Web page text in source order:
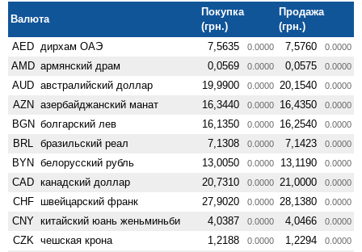
Валюта
Покупка
(грн.)
Продажа
(грн.)
AED дирхам ОАЭ 7,5635 0.0000 7,5760 0.0000
AMD армянский драм 0,0569 0.0000 0,0575 0.0000
AUD австралийский доллар 19,9900 0.0000 20,1540 0.0000
AZN азербайджанский манат 16,3440 0.0000 16,4350 0.0000
BGN болгарский лев 16,1350 0.0000 16,2540 0.0000
BRL бразильский реал 7,1308 0.0000 7,1423 0.0000
BYN белорусский рубль 13,0050 0.0000 13,1190 0.0000
CAD канадский доллар 20,7310 0.0000 21,0000 0.0000
CHF швейцарский франк 27,9020 0.0000 28,1380 0.0000
CNY китайский юань женьминьби 4,0387 0.0000 4,0466 0.0000
CZK чешская крона 1,2188 0.0000 1,2294 0.0000